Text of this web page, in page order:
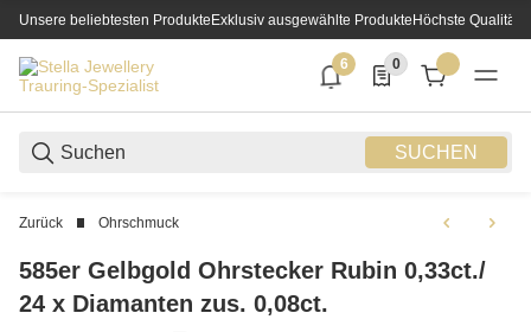
Unsere beliebtesten ProdukteExklusiv ausgewählte ProdukteHöchste Qualität
SUCHEN
6
6 neue Notifizierungen
0
0 Produkte in der
Zurück Ohrschmuck
585er Gelbgold Ohrstecker Rubin 0,33ct./
24 x Diamanten zus. 0,08ct.